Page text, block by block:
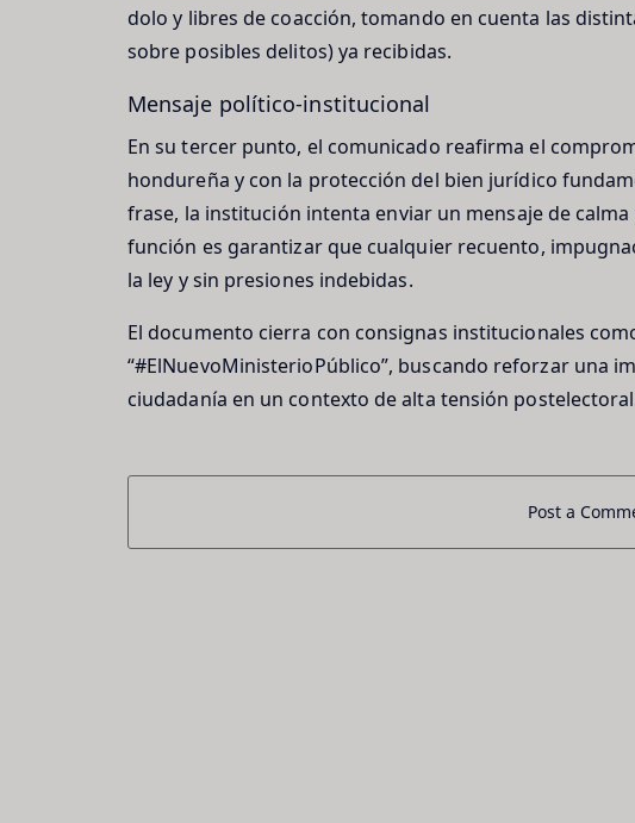
dolo y libres de coacción, tomando en cuenta las
sobre posibles delitos) ya recibidas.
Mensaje político-institucional
En su tercer punto, el comunicado reafirma el
hondureña y con la protección del bien jurídico
frase, la institución intenta enviar un mensaje de
función es garantizar que cualquier recuento,
la ley y sin presiones indebidas.
El documento cierra con consignas institucionales
“#ElNuevoMinisterioPúblico”, buscando reforzar una
ciudadanía en un contexto de alta tensión
Post a